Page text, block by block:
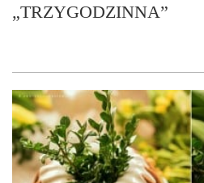
„TRZYGODZINNA”